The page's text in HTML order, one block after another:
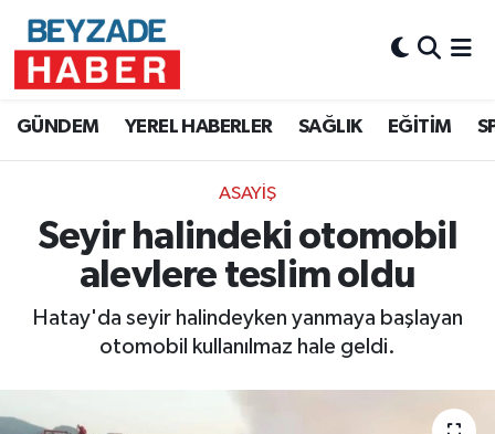
GÜNDEM YEREL HABERLER SAĞLIK EĞİTİM
ASAYİŞ
Seyir halindeki otomobil
alevlere teslim oldu
Hatay'da seyir halindeyken yanmaya başlayan
otomobil kullanılmaz hale geldi.
Hava Durumu
Süper Lig Puan Durumu ve Fikstür
Tüm Manşetler
Son Dakika Haberleri